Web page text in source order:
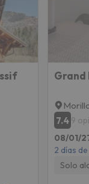
7.4 9
08/01/
2 días
Solo